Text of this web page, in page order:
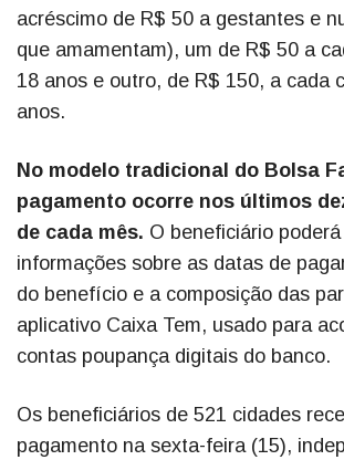
acréscimo de R$ 50 a gestantes e
que amamentam), um de R$ 50 a
18 anos e outro, de R$ 150, a cada
anos.
No modelo tradicional do Bolsa
pagamento ocorre nos últimos
de cada mês. O beneficiário
informações sobre as datas de
do benefício e a composição das
aplicativo Caixa Tem, usado para
contas poupança digitais do banco.
Os beneficiários de 521 cidades
pagamento na sexta-feira (15),